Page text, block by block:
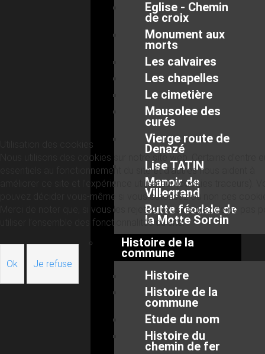
Eglise - Chemin
de croix
Monument aux
morts
Les calvaires
Les chapelles
Le cimetière
Mausolee des
curés
Vierge route de
Denazé
Lise TATIN
Manoir de
Villegrand
Butte féodale de
la Motte Sorcin
Histoire de la
commune
Histoire
Histoire de la
commune
Etude du nom
Histoire du
chemin de fer
Utilisation des cookies
Nous utilisons des cookies sur notre site web. Certains d’entre
essentiels au fonctionnement du site et d’autres nous aident à
améliorer ce site et l’expérience utilisateur (cookies traceurs).
pouvez décider vous-même si vous autorisez ou non ces
Merci de noter que, si vous les rejetez, vous risquez de ne pas
utiliser l’ensemble des fonctionnalités du site.
Ok Je refuse